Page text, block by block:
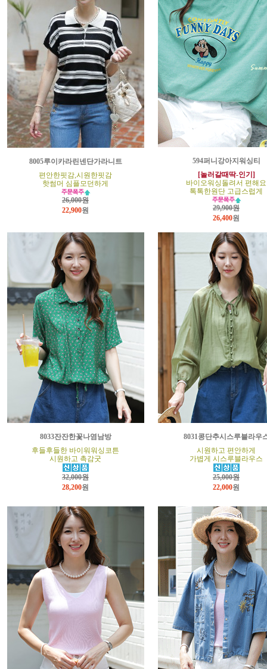
8005루이카라린넨단가라니트
편안한핏감,시원한핏감
핫썸머 심플모던하게
26,000원
22,900원
594퍼니강아지워싱티
[놀러갈때딱-인기]
바이오워싱돌려서 편해요
톡톡한원단 고급스럽게
29,900원
26,400원
8033잔잔한꽃나염남방
후들후들한 바이워워싱코튼
시원하고 촉감굿
32,000원
28,200원
8031콩단추시스루블라우
시원하고 편안하게
가볍게 시스루블라우스
25,000원
22,000원